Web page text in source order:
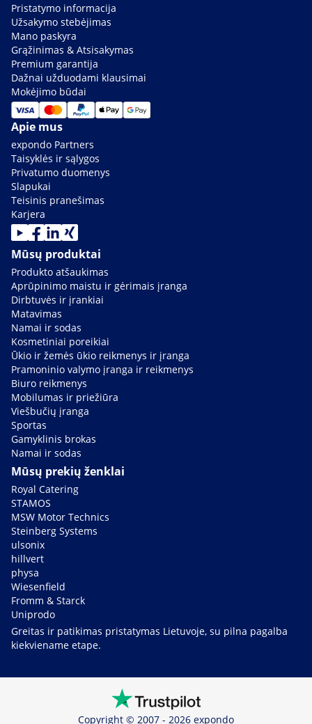
Pristatymo informacija
Užsakymo stebėjimas
Mano paskyra
Grąžinimas & Atsisakymas
Premium garantija
Dažnai užduodami klausimai
Mokėjimo būdai
Apie mus
expondo Partners
Taisyklės ir sąlygos
Privatumo duomenys
Slapukai
Teisinis pranešimas
Karjera
Mūsų produktai
Produkto atšaukimas
Aprūpinimo maistu ir gėrimais įranga
Dirbtuvės ir įrankiai
Matavimas
Namai ir sodas
Kosmetiniai poreikiai
Ūkio ir žemės ūkio reikmenys ir įranga
Pramoninio valymo įranga ir reikmenys
Biuro reikmenys
Mobilumas ir priežiūra
Viešbučių įranga
Sportas
Gamyklinis brokas
Namai ir sodas
Mūsų prekių ženklai
Royal Catering
STAMOS
MSW Motor Technics
Steinberg Systems
ulsonix
hillvert
physa
Wiesenfield
Fromm & Starck
Uniprodo
Greitas ir patikimas pristatymas Lietuvoje, su pilna pagalba
kiekviename etape.
Copyright © 2007 - 2026 expondo